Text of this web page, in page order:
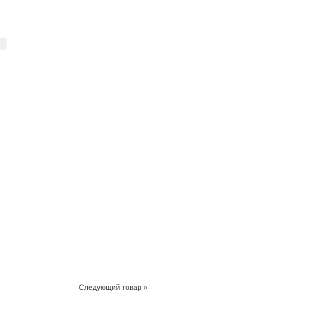
Следующий товар »